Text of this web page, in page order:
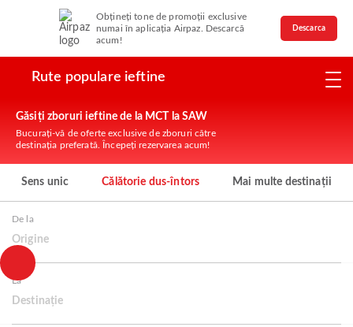
Obțineți tone de promoții exclusive
numai în aplicația Airpaz. Descarcă
acum!
Descarca
Rute populare ieftine
Găsiți zboruri ieftine de la MCT la SAW
Bucurați-vă de oferte exclusive de zboruri către
destinația preferată. Începeți rezervarea acum!
Sens unic Călătorie dus-întors Mai multe destinații
De la
Origine
La
Destinație